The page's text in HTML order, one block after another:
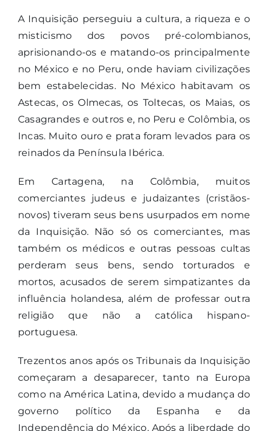
A Inquisição perseguiu a cultura, a riqueza e o
misticismo dos povos pré-colombianos,
aprisionando-os e matando-os principalmente
no México e no Peru, onde haviam civilizações
bem estabelecidas. No México habitavam os
Astecas, os Olmecas, os Toltecas, os Maias, os
Casagrandes e outros e, no Peru e Colômbia, os
Incas. Muito ouro e prata foram levados para os
reinados da Península Ibérica.
Em Cartagena, na Colômbia, muitos
comerciantes judeus e judaizantes (cristãos-
novos) tiveram seus bens usurpados em nome
da Inquisição. Não só os comerciantes, mas
também os médicos e outras pessoas cultas
perderam seus bens, sendo torturados e
mortos, acusados de serem simpatizantes da
influência holandesa, além de professar outra
religião que não a católica hispano-
portuguesa.
Trezentos anos após os Tribunais da Inquisição
começaram a desaparecer, tanto na Europa
como na América Latina, devido a mudança do
governo político da Espanha e da
Independência do México. Após a liberdade do